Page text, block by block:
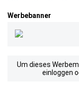
Werbebanner
Um dieses
einloggen